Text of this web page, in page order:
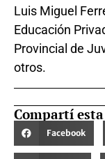
Luis Miguel
Educación
Provincial de
otros.
Compartí
Facebook